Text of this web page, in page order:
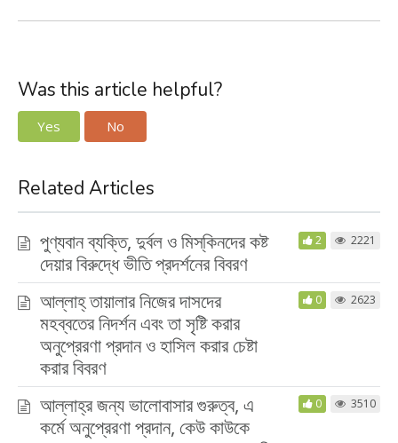
Was this article helpful?
Yes No
Related Articles
পুণ্যবান ব্যক্তি, দুর্বল ও মিস্‌কিনদের কষ্ট
দেয়ার বিরুদ্ধে ভীতি প্রদর্শনের বিবরণ
2 2221
আল্লাহ্‌ তায়ালার নিজের দাসদের
মহব্বতের নিদর্শন এবং তা সৃষ্টি করার
অনুপ্রেরণা প্রদান ও হাসিল করার চেষ্টা
করার বিবরণ
0 2623
আল্লাহ্‌র জন্য ভালোবাসার গুরুত্ব, এ
কর্মে অনুপ্রেরণা প্রদান, কেউ কাউকে
0 3510